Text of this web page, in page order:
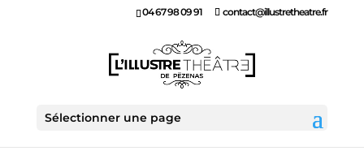
04 67 98 09 91 contact@illustretheatre.fr
Sélectionner une page